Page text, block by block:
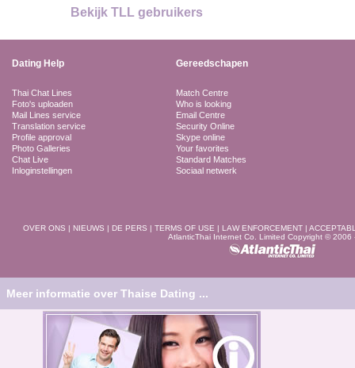
Bekijk TLL gebruikers
Dating Help Gereedschapen
Thai Chat Lines
Foto's uploaden
Mail Lines service
Translation service
Profile approval
Photo Galleries
Chat Live
Inloginstellingen
Match Centre
Who is looking
Email Centre
Security Online
Skype online
Your favorites
Standard Matches
Sociaal netwerk
OVER ONS | NIEUWS | DE PERS | TERMS OF USE | LAW ENFORCEMENT |
AtlanticThai Internet Co. Limited Copyright © 2006
Meer informatie over Thaise Dating ...